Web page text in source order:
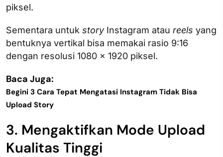
piksel.
Sementara untuk story Instagram atau reels yang
bentuknya vertikal bisa memakai rasio 9:16
dengan resolusi 1080 x 1920 piksel.
Baca Juga:
Begini 3 Cara Tepat Mengatasi Instagram Tidak Bisa
Upload Story
3. Mengaktifkan Mode Upload
Kualitas Tinggi